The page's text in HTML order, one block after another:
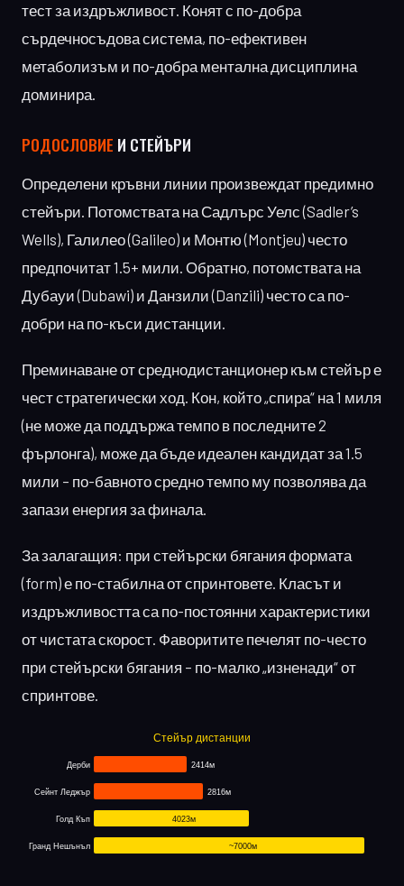
тест за издръжливост. Конят с по-добра
сърдечносъдова система, по-ефективен
метаболизъм и по-добра ментална дисциплина
доминира.
РОДОСЛОВИЕ И СТЕЙЪРИ
Определени кръвни линии произвеждат предимно
стейъри. Потомствата на Садлърс Уелс (Sadler’s
Wells), Галилео (Galileo) и Монтю (Montjeu) често
предпочитат 1.5+ мили. Обратно, потомствата на
Дубауи (Dubawi) и Данзили (Danzili) често са по-
добри на по-къси дистанции.
Преминаване от среднодистанционер към стейър е
чест стратегически ход. Кон, който „спира“ на 1 миля
(не може да поддържа темпо в последните 2
фърлонга), може да бъде идеален кандидат за 1.5
мили – по-бавното средно темпо му позволява да
запази енергия за финала.
За залагащия: при стейърски бягания формата
(form) е по-стабилна от спринтовете. Класът и
издръжливостта са по-постоянни характеристики
от чистата скорост. Фаворитите печелят по-често
при стейърски бягания – по-малко „изненади“ от
спринтове.